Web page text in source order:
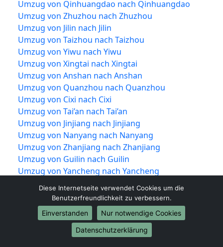
Umzug von Qinhuangdao nach Qinhuangdao
Umzug von Zhuzhou nach Zhuzhou
Umzug von Jilin nach Jilin
Umzug von Taizhou nach Taizhou
Umzug von Yiwu nach Yiwu
Umzug von Xingtai nach Xingtai
Umzug von Anshan nach Anshan
Umzug von Quanzhou nach Quanzhou
Umzug von Cixi nach Cixi
Umzug von Tai’an nach Tai’an
Umzug von Jinjiang nach Jinjiang
Umzug von Nanyang nach Nanyang
Umzug von Zhanjiang nach Zhanjiang
Umzug von Guilin nach Guilin
Umzug von Yancheng nach Yancheng
Umzug von Zaozhuang nach Zaozhuang
Umzug von Taizhou nach Taizhou
Umzug von Shangrao nach Shangrao
Umzug von Weihai nach Weihai
Umzug von Zhangjiakou nach Zhangjiakou
Diese Internetseite verwendet Cookies um die
Benutzerfreundlichkeit zu verbessern.
Einverstanden
Nur notwendige Cookies
Datenschutzerklärung